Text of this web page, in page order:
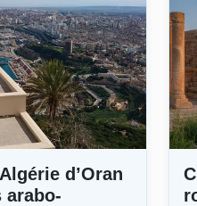
d’Oran
arabo-